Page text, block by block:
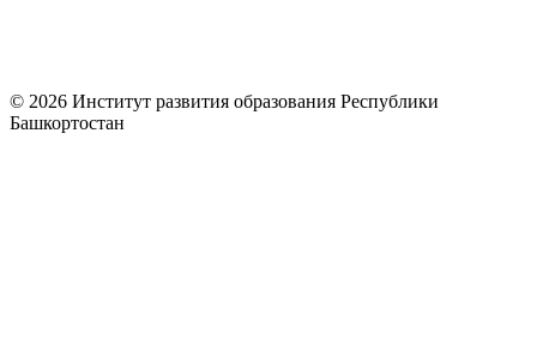
© 2026 Институт развития образования Республики
Башкортостан